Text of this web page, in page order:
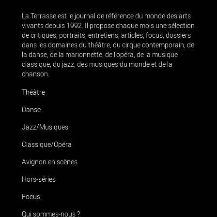
La Terrasse est le journal de référence du monde des arts
vivants depuis 1992. Il propose chaque mois une sélection
de critiques, portraits, entretiens, articles, focus, dossiers
dans les domaines du théâtre, du cirque contemporain, de
la danse, de la marionnette, de l’opéra, de la musique
classique, du jazz, des musiques du monde et de la
chanson.
Théâtre
Danse
Jazz/Musiques
Classique/Opéra
Avignon en scènes
Hors-séries
Focus
Qui sommes-nous ?